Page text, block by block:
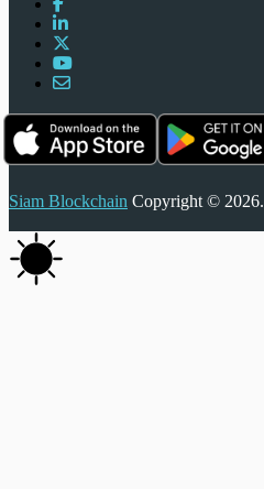
Siam Blockchain Copyright © 2026.